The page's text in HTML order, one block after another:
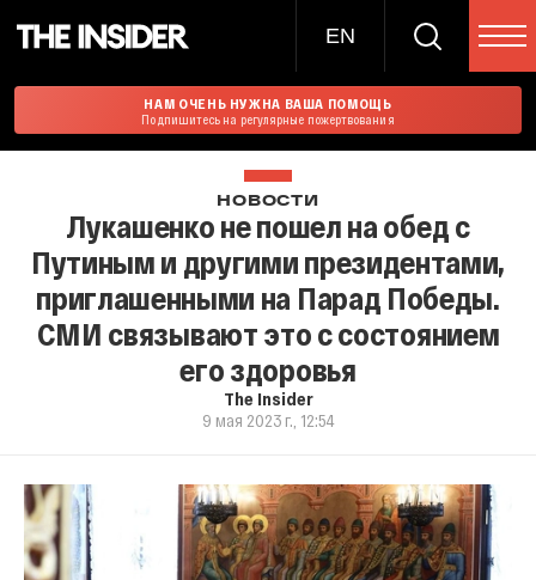
EN
НАМ ОЧЕНЬ НУЖНА ВАША ПОМОЩЬ
Подпишитесь на регулярные пожертвования
НОВОСТИ
Лукашенко не пошел на обед с
Путиным и другими президентами,
приглашенными на Парад Победы.
СМИ связывают это с состоянием
его здоровья
The Insider
9 мая 2023 г., 12:54